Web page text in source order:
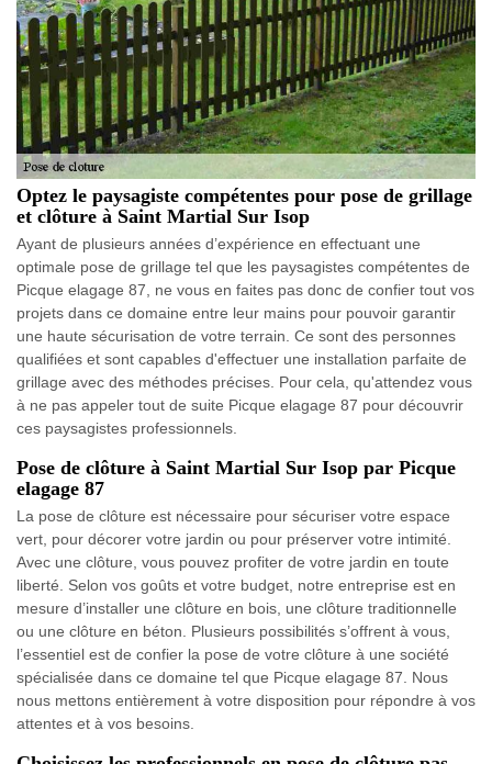
Optez le paysagiste compétentes pour pose de grillage
et clôture à Saint Martial Sur Isop
Ayant de plusieurs années d’expérience en effectuant une
optimale pose de grillage tel que les paysagistes compétentes de
Picque elagage 87, ne vous en faites pas donc de confier tout vos
projets dans ce domaine entre leur mains pour pouvoir garantir
une haute sécurisation de votre terrain. Ce sont des personnes
qualifiées et sont capables d'effectuer une installation parfaite de
grillage avec des méthodes précises. Pour cela, qu'attendez vous
à ne pas appeler tout de suite Picque elagage 87 pour découvrir
ces paysagistes professionnels.
Pose de clôture à Saint Martial Sur Isop par Picque
elagage 87
La pose de clôture est nécessaire pour sécuriser votre espace
vert, pour décorer votre jardin ou pour préserver votre intimité.
Avec une clôture, vous pouvez profiter de votre jardin en toute
liberté. Selon vos goûts et votre budget, notre entreprise est en
mesure d’installer une clôture en bois, une clôture traditionnelle
ou une clôture en béton. Plusieurs possibilités s’offrent à vous,
l’essentiel est de confier la pose de votre clôture à une société
spécialisée dans ce domaine tel que Picque elagage 87. Nous
nous mettons entièrement à votre disposition pour répondre à vos
attentes et à vos besoins.